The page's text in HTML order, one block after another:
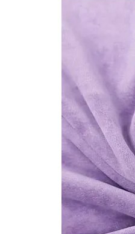
NOT: Farklı
Artık
sunulan
yönlülüğünü
çok sayıda
sunar. Gevşek
giysilere, ev
Kumaşın
tanıyan çift
katman
Müslin
bebek eşyaları
rahat kundak
zamansız
bu kumaşın
buluştuğu bir
Tekstil'in